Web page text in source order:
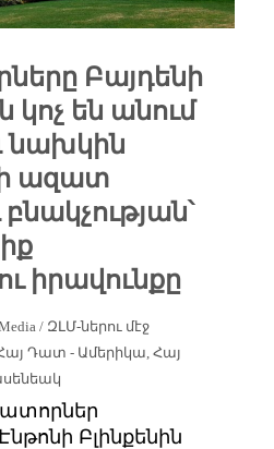
Բայդենի
կոչ են անում
նախկին
ազատ
իրավունքը
/ ԶԼՄ-ներու մէջ
Դատ - Ամերիկա ,Հայ
Բլինքենին